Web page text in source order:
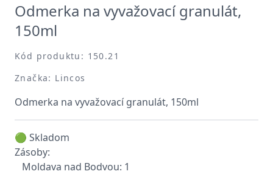
Odmerka na vyvažovací granulát,
150ml
Kód produktu: 150.21
Značka: Lincos
Odmerka na vyvažovací granulát, 150ml
🟢 Skladom
Zásoby:
Moldava nad Bodvou: 1